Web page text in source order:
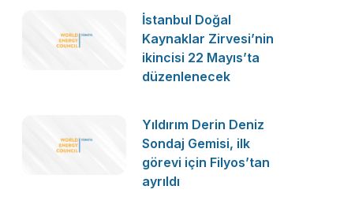
İstanbul Doğal
Kaynaklar Zirvesi’nin
ikincisi 22 Mayıs’ta
düzenlenecek
Yıldırım Derin Deniz
Sondaj Gemisi, ilk
görevi için Filyos’tan
ayrıldı